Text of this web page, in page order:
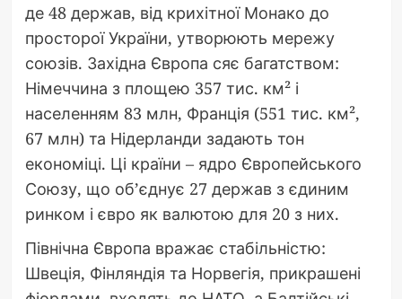
де 48 держав, від крихітної Монако до
просторої України, утворюють мережу
союзів. Західна Європа сяє багатством:
Німеччина з площею 357 тис. км² і
населенням 83 млн, Франція (551 тис. км²,
67 млн) та Нідерланди задають тон
економіці. Ці країни – ядро Європейського
Союзу, що об’єднує 27 держав з єдиним
ринком і євро як валютою для 20 з них.
Північна Європа вражає стабільністю:
Швеція, Фінляндія та Норвегія, прикрашені